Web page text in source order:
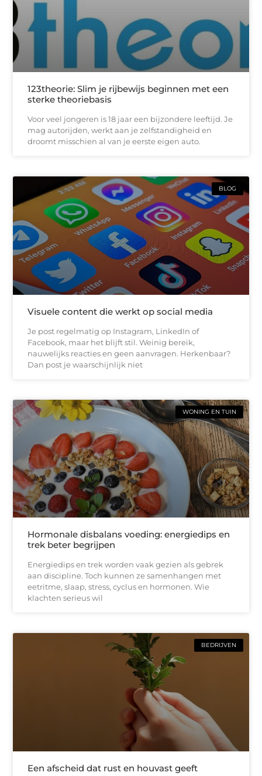
123theorie: Slim je rijbewijs beginnen met een
sterke theoriebasis
Voor veel jongeren is 18 jaar een bijzondere leeftijd. Je
mag autorijden, werkt aan je zelfstandigheid en
droomt misschien al van je eerste eigen auto.
BLOG
Visuele content die werkt op social media
Je post regelmatig op Instagram, LinkedIn of
Facebook, maar het blijft stil. Weinig bereik,
nauwelijks reacties en geen aanvragen. Herkenbaar?
Dan post je waarschijnlijk niet
WONING EN TUIN
Hormonale disbalans voeding: energiedips en
trek beter begrijpen
Energiedips en trek worden vaak gezien als gebrek
aan discipline. Toch kunnen ze samenhangen met
eetritme, slaap, stress, cyclus en hormonen. Wie
klachten serieus wil
BEDRIJVEN
Een afscheid dat rust en houvast geeft